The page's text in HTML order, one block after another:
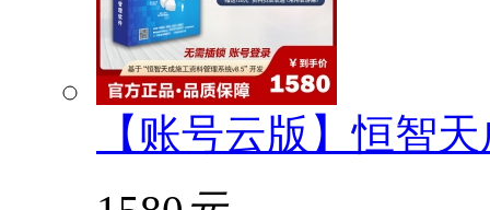
【账号云版】恒智